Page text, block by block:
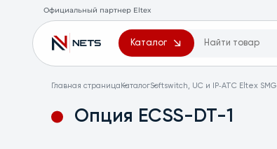
Официальный партнер Eltex
Каталог
Главная страницаКаталогSoftswitch, UC и IP‑АТС Eltex SMG
Опция ECSS-DT-1